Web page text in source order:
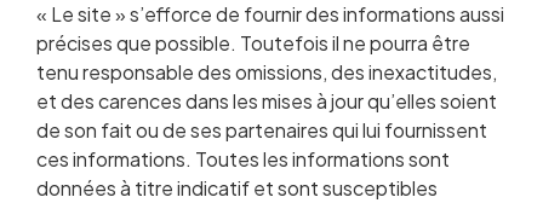
« Le site » s’efforce de fournir des informations aussi
précises que possible. Toutefois il ne pourra être
tenu responsable des omissions, des inexactitudes,
et des carences dans les mises à jour qu’elles soient
de son fait ou de ses partenaires qui lui fournissent
ces informations. Toutes les informations sont
données à titre indicatif et sont susceptibles